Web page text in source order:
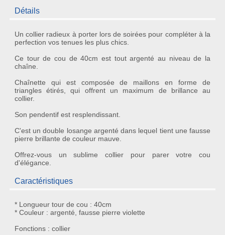
Détails
Uncollier radieux à porter lors de soirées pour compléter à la
perfection vos tenues les plus chics.
Ce tour de cou de 40cm est tout argenté au niveau de la
chaîne.
Chaînette qui est composée de maillons en forme de
triangles étirés, qui offrent un maximum de brillance au
collier.
Son pendentifest resplendissant.
C'est un double losange argenté dans lequel tient une fausse
pierre brillante de couleur mauve.
Offrez-vous un sublime collier pour parer votre cou
d'élégance.
Caractéristiques
* Longueur tour de cou : 40cm
* Couleur : argenté, fausse pierre violette
Fonctions : collier